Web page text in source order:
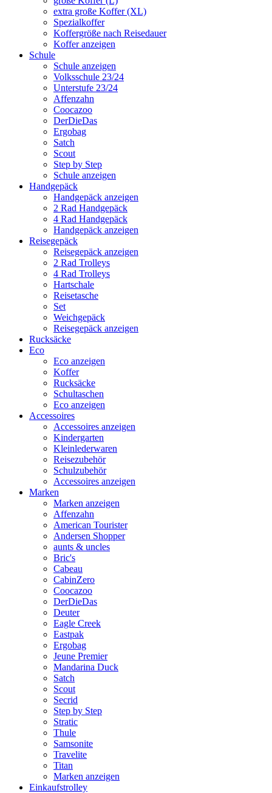
extra große Koffer (XL)
Spezialkoffer
Koffergröße nach Reisedauer
Koffer anzeigen
Schule
Schule anzeigen
Volksschule 23/24
Unterstufe 23/24
Affenzahn
Coocazoo
DerDieDas
Ergobag
Satch
Scout
Step by Step
Schule anzeigen
Handgepäck
Handgepäck anzeigen
2 Rad Handgepäck
4 Rad Handgepäck
Handgepäck anzeigen
Reisegepäck
Reisegepäck anzeigen
2 Rad Trolleys
4 Rad Trolleys
Hartschale
Reisetasche
Set
Weichgepäck
Reisegepäck anzeigen
Rucksäcke
Eco
Eco anzeigen
Koffer
Rucksäcke
Schultaschen
Eco anzeigen
Accessoires
Accessoires anzeigen
Kindergarten
Kleinlederwaren
Reisezubehör
Schulzubehör
Accessoires anzeigen
Marken
Marken anzeigen
Affenzahn
American Tourister
Andersen Shopper
aunts & uncles
Bric's
Cabeau
CabinZero
Coocazoo
DerDieDas
Deuter
Eagle Creek
Eastpak
Ergobag
Jeune Premier
Mandarina Duck
Satch
Scout
Secrid
Step by Step
Stratic
Thule
Samsonite
Travelite
Titan
Marken anzeigen
Einkaufstrolley